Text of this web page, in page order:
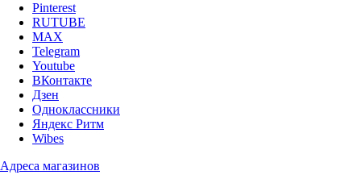
Pinterest
RUTUBE
MAX
Telegram
Youtube
ВКонтакте
Дзен
Одноклассники
Яндекс Ритм
Wibes
Адреса магазинов